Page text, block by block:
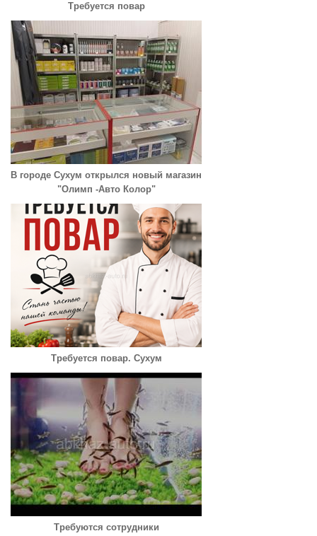
Требуется повар
В городе Сухум открылся новый магазин
"Олимп -Авто Колор"
Требуется повар. Сухум
Требуются сотрудники